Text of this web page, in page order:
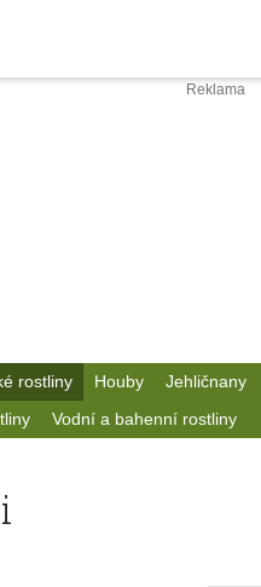
rostliny Houby Jehličnany
Vodní a bahenní rostliny